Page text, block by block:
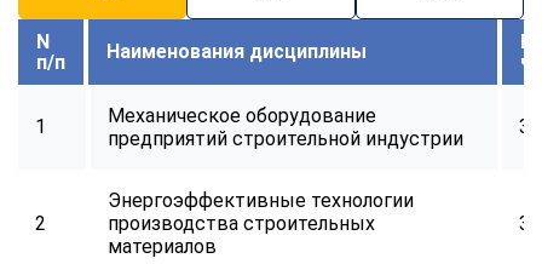
N
п/п
Наименования дисциплины
1
Механическое оборудование
предприятий строительной индустрии
32
2
Энергоэффективные технологии
производства строительных
материалов
32